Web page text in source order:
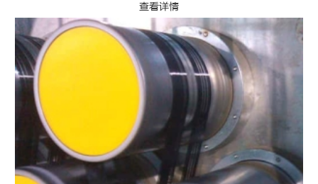
查看详情